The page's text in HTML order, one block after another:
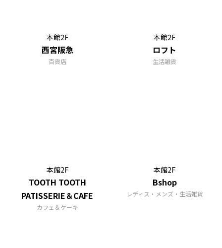
本館2F
西宮阪急
百貨店
本館2F
ロフト
生活雑貨
本館2F
TOOTH TOOTH
PATISSERIE＆CAFE
カフェ＆ケーキ
本館2F
Bshop
レディス・メンズ・生活雑貨